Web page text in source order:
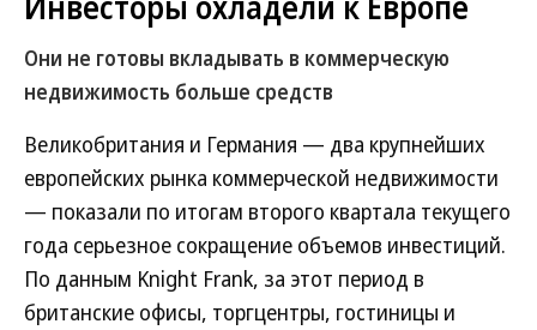
Они не готовы вкладывать в коммерческую
недвижимость больше средств
Великобритания и Германия — два крупнейших
европейских рынка коммерческой недвижимости
— показали по итогам второго квартала текущего
года серьезное сокращение объемов инвестиций.
По данным Knight Frank, за этот период в
британские офисы, торгцентры, гостиницы и